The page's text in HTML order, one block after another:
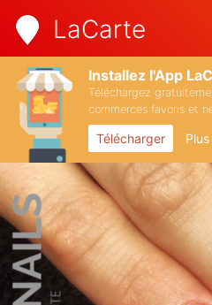
LaCarte
Installez l'App
Téléchargez
commerces favoris et
Télécharger